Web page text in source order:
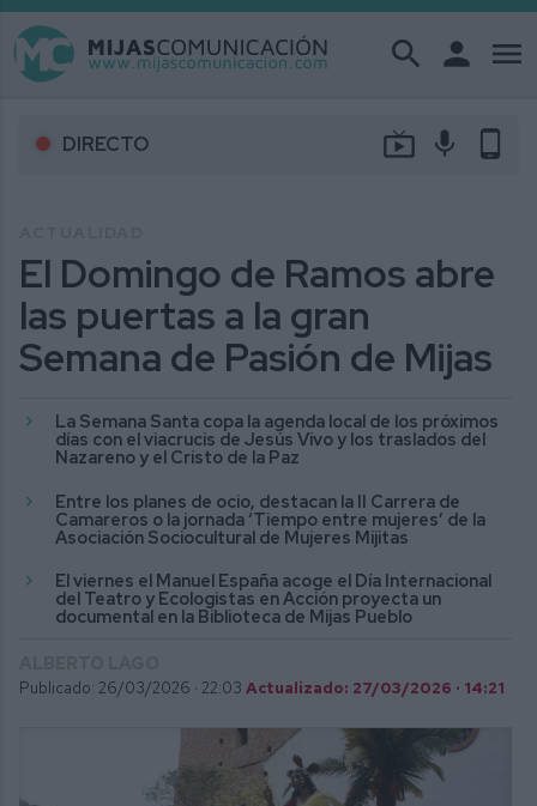
search person menu
DIRECTO live_tv mic phone_android
El Domingo de Ramos abre
las puertas a la gran
Semana de Pasión de Mijas
La Semana Santa copa la agenda local de los próximos
días con el viacrucis de Jesús Vivo y los traslados del
Nazareno y el Cristo de la Paz
Entre los planes de ocio, destacan la II Carrera de
Camareros o la jornada ‘Tiempo entre mujeres’ de la
Asociación Sociocultural de Mujeres Mijitas
El viernes el Manuel España acoge el Día Internacional
del Teatro y Ecologistas en Acción proyecta un
documental en la Biblioteca de Mijas Pueblo
Publicado: 26/03/2026 · 22:03 Actualizado: 27/03/2026 · 14:21